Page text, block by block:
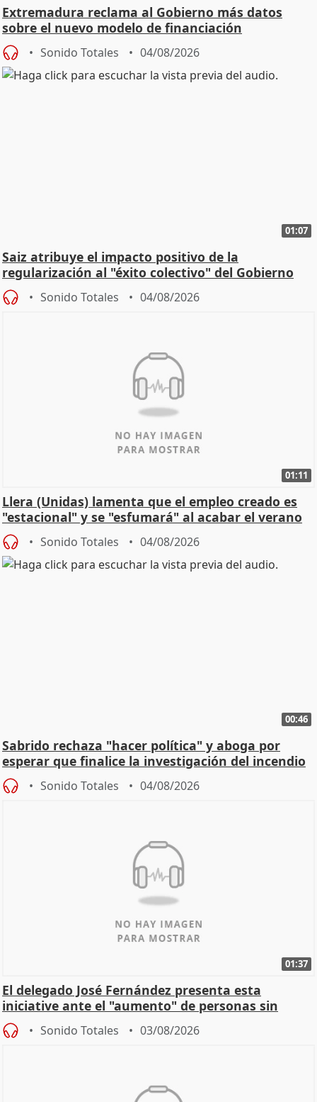
Extremadura reclama al Gobierno más datos
sobre el nuevo modelo de financiación
Sonido Totales 04/08/2026
01:07
Saiz atribuye el impacto positivo de la
regularización al "éxito colectivo" del Gobierno
Sonido Totales 04/08/2026
01:11
Llera (Unidas) lamenta que el empleo creado es
"estacional" y se "esfumará" al acabar el verano
Sonido Totales 04/08/2026
00:46
Sabrido rechaza "hacer política" y aboga por
esperar que finalice la investigación del incendio
Sonido Totales 04/08/2026
01:37
El delegado José Fernández presenta esta
iniciative ante el "aumento" de personas sin
hogar en Madri
Sonido Totales 03/08/2026